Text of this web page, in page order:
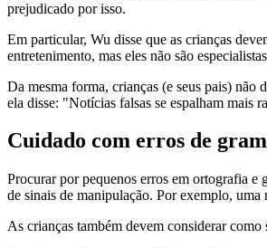
prejudicado por isso.
Em particular, Wu disse que as crianças
entretenimento, mas eles não são
Da mesma forma, crianças (e seus pais)
ela disse: "Notícias falsas se espalham mais
Cuidado com erros de
Procurar por pequenos erros em ortografia e
de sinais de manipulação. Por exemplo,
As crianças também devem considerar